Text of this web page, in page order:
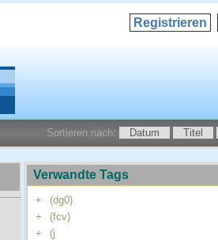
Registrieren
Sortieren nach: Datum Titel
Verwandte Tags
+
(dg0)
+
(fcv)
+
(j